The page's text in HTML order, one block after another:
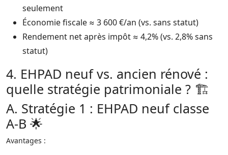
seulement
Économie fiscale ≈ 3 600 €/an (vs. sans statut)
Rendement net après impôt ≈ 4,2% (vs. 2,8% sans
statut)​
4. EHPAD neuf vs. ancien rénové :
quelle stratégie patrimoniale ? 🏗️
A. Stratégie 1 : EHPAD neuf classe
A-B 🌟
Avantages :